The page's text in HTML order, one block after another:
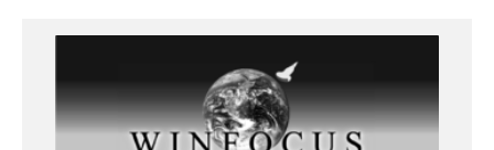
23 y 24 de enero
Universidad de Lleida